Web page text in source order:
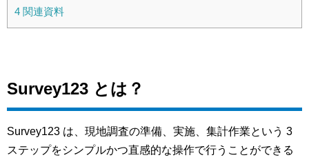
4 関連資料
Survey123 とは？
Survey123 は、現地調査の準備、実施、集計作業という 3
ステップをシンプルかつ直感的な操作で行うことができる